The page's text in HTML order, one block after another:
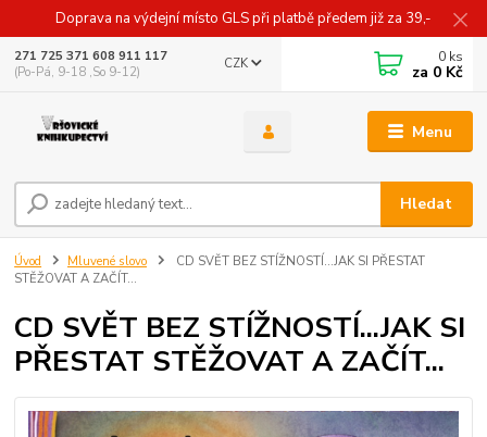
Doprava na výdejní místo GLS při platbě předem již za 39,-
Menu
CZK
Hledat
271 725 371 608 911 117
(Po-Pá, 9-18 ,So 9-12)
0 ks
za 0 Kč
Úvod Mluvené slovo
CD SVĚT BEZ STÍŽNOSTÍ...JAK SI PŘESTAT
STĚŽOVAT A ZAČÍT...
CD SVĚT BEZ STÍŽNOSTÍ...JAK SI
PŘESTAT STĚŽOVAT A ZAČÍT...